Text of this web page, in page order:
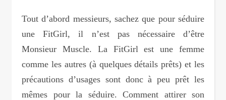
Tout d’abord messieurs, sachez que pour séduire
une FitGirl, il n’est pas nécessaire d’être
Monsieur Muscle. La FitGirl est une femme
comme les autres (à quelques détails prêts) et les
précautions d’usages sont donc à peu prêt les
mêmes pour la séduire. Comment attirer son